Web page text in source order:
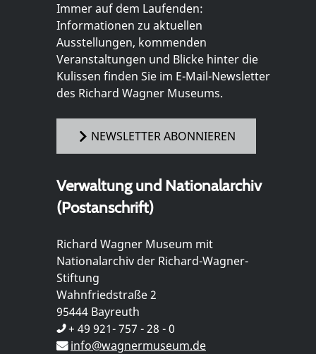
Immer auf dem Laufenden:
Informationen zu aktuellen
Ausstellungen, kommenden
Veranstaltungen und Blicke hinter die
Kulissen finden Sie im E-Mail-Newsletter
des Richard Wagner Museums.
NEWSLETTER ABONNIEREN
Verwaltung und Nationalarchiv
(Postanschrift)
Richard Wagner Museum mit
Nationalarchiv der Richard-Wagner-
Stiftung
Wahnfriedstraße 2
95444 Bayreuth
+ 49 921- 757 - 28 - 0
info@wagnermuseum.de